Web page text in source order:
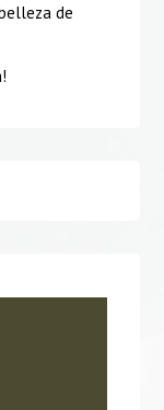
de